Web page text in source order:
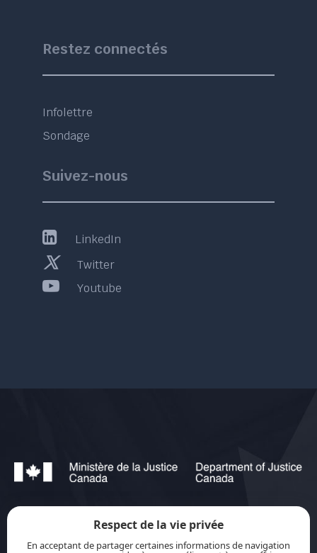
Restez connectés
Infolettre
Sondage
Suivez-nous
LinkedIn
Twitter
Youtube
jurisource.ca est financé par le ministère de la
Respect de la vie privée
En acceptant de partager certaines informations de navigation